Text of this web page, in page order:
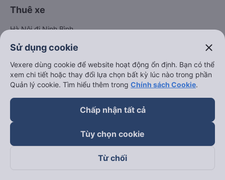
Thuê xe
Hà Nội đi Ninh Bình
Hà Nội đi Hạ Long
Hà Nội đi Sa Pa
Hà Nội đi Tam Đảo
Hải Phòng đi Hà Nội
Xem tất cả tuyến đường
Sử dụng cookie close
Vexere dùng cookie để website hoạt động ổn định. Bạn có thể
xem chi tiết hoặc thay đổi lựa chọn bất kỳ lúc nào trong phần
Quản lý cookie. Tìm hiểu thêm trong Chính sách Cookie.
Chấp nhận tất cả
Tùy chọn cookie
Từ chối